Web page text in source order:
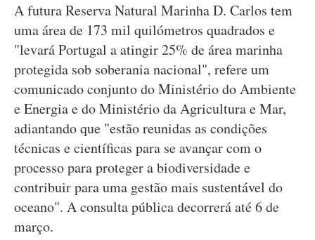
A futura Reserva Natural Marinha D. Carlos tem
uma área de 173 mil quilómetros quadrados e
"levará Portugal a atingir 25% de área marinha
protegida sob soberania nacional", refere um
comunicado conjunto do Ministério do Ambiente
e Energia e do Ministério da Agricultura e Mar,
adiantando que "estão reunidas as condições
técnicas e científicas para se avançar com o
processo para proteger a biodiversidade e
contribuir para uma gestão mais sustentável do
oceano". A consulta pública decorrerá até 6 de
março.